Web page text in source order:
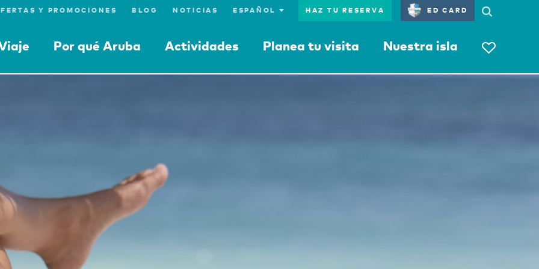
Y PROMOCIONES BLOG NOTICIAS HAZ TU RESERVA ED CARD
Por qué Aruba Actividades Planea tu visita Nuestra isla